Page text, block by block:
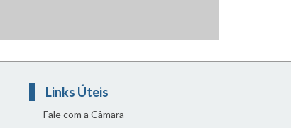
Links Úteis
Fale com a Câmara